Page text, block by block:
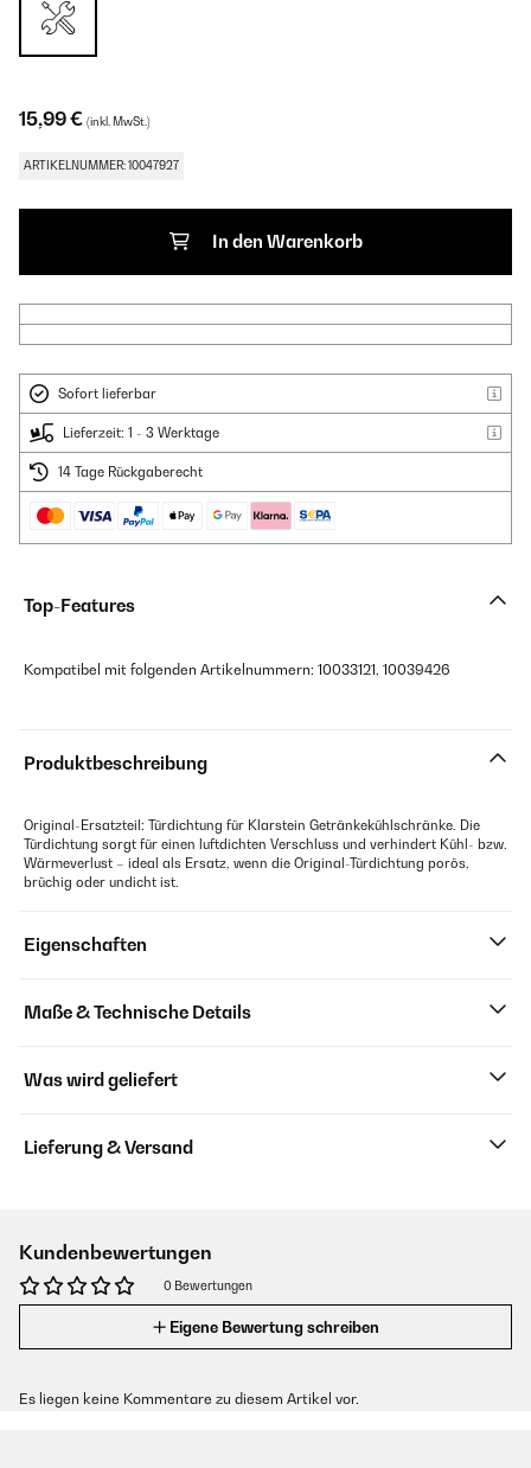
15,99 € (inkl. MwSt.)
ARTIKELNUMMER: 10047927
In den Warenkorb
Sofort lieferbar
Lieferzeit: 1 - 3 Werktage
14 Tage Rückgaberecht
Top-Features
Kompatibel mit folgenden Artikelnummern: 10033121, 10039426
Produktbeschreibung
Original-Ersatzteil: Türdichtung für Klarstein Getränkekühlschränke. Die
Türdichtung sorgt für einen luftdichten Verschluss und verhindert Kühl- bzw.
Wärmeverlust – ideal als Ersatz, wenn die Original-Türdichtung porös,
brüchig oder undicht ist.
Eigenschaften
Maße & Technische Details
Was wird geliefert
Lieferung & Versand
Kundenbewertungen
0 Bewertungen
Eigene Bewertung schreiben
Es liegen keine Kommentare zu diesem Artikel vor.